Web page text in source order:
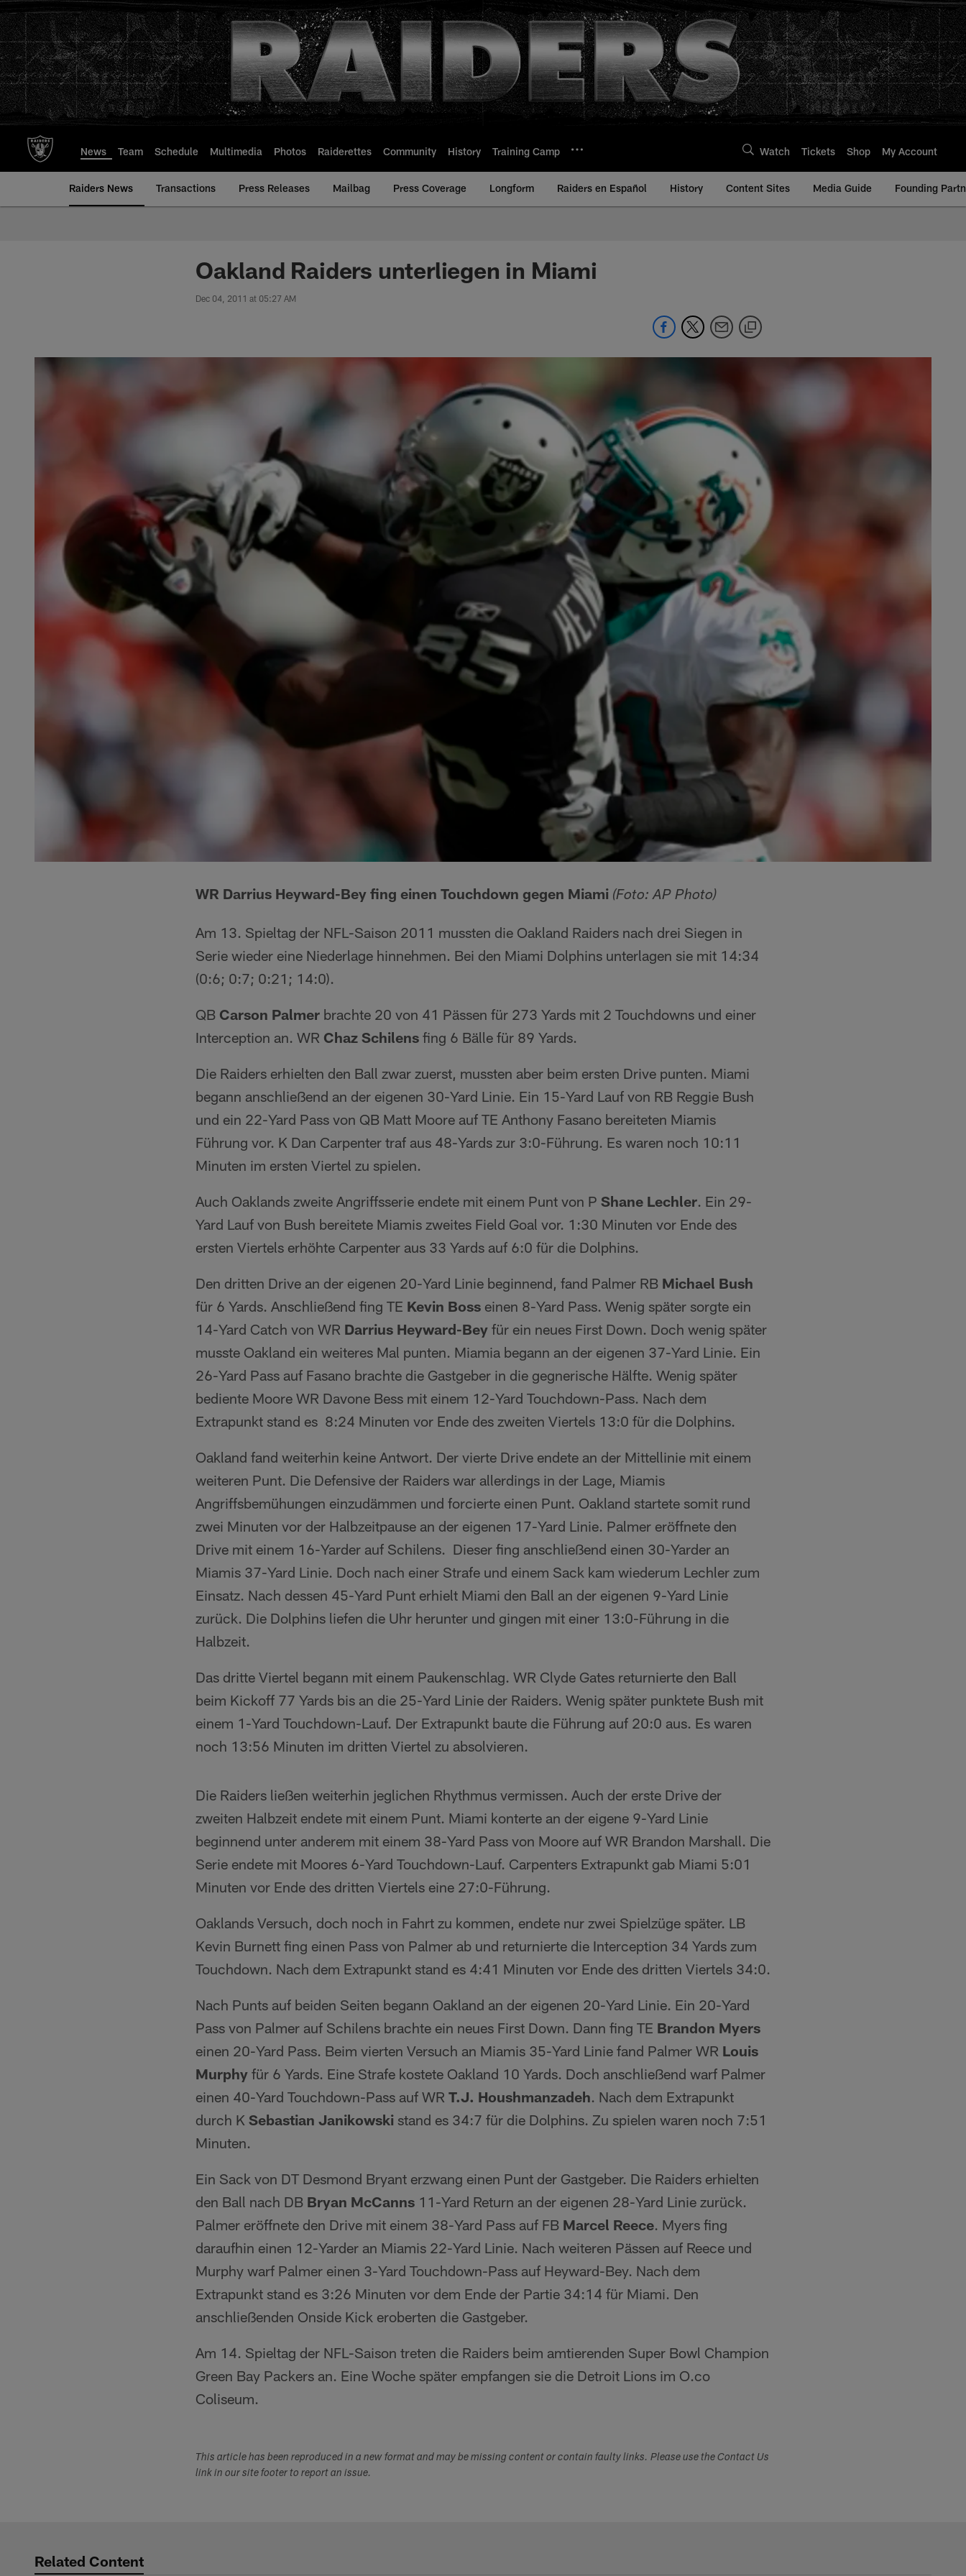
to
main
content
News Team Schedule Multimedia Photos Raiderettes Community History Training Camp Watch Tickets Shop My Account
Raiders News Transactions Press Releases Mailbag Press Coverage Longform Raiders en Español History Content Sites Media Guide Founding
Oakland Raiders unterliegen in Miami
Dec 04, 2011 at 05:27 AM
WR Darrius Heyward-Bey fing einen Touchdown gegen Miami (Foto: AP Photo)
Am 13. Spieltag der NFL-Saison 2011 mussten die Oakland Raiders nach drei Siegen in
Serie wieder eine Niederlage hinnehmen. Bei den Miami Dolphins unterlagen sie mit 14:34
(0:6; 0:7; 0:21; 14:0).
QB Carson Palmer brachte 20 von 41 Pässen für 273 Yards mit 2 Touchdowns und einer
Interception an. WR Chaz Schilens fing 6 Bälle für 89 Yards.
Die Raiders erhielten den Ball zwar zuerst, mussten aber beim ersten Drive punten. Miami
begann anschließend an der eigenen 30-Yard Linie. Ein 15-Yard Lauf von RB Reggie Bush
und ein 22-Yard Pass von QB Matt Moore auf TE Anthony Fasano bereiteten Miamis
Führung vor. K Dan Carpenter traf aus 48-Yards zur 3:0-Führung. Es waren noch 10:11
Minuten im ersten Viertel zu spielen.
Auch Oaklands zweite Angriffsserie endete mit einem Punt von P Shane Lechler. Ein 29-
Yard Lauf von Bush bereitete Miamis zweites Field Goal vor. 1:30 Minuten vor Ende des
ersten Viertels erhöhte Carpenter aus 33 Yards auf 6:0 für die Dolphins.
Den dritten Drive an der eigenen 20-Yard Linie beginnend, fand Palmer RB Michael Bush
für 6 Yards. Anschließend fing TE Kevin Boss einen 8-Yard Pass. Wenig später sorgte ein
14-Yard Catch von WR Darrius Heyward-Bey für ein neues First Down. Doch wenig später
musste Oakland ein weiteres Mal punten. Miamia begann an der eigenen 37-Yard Linie. Ein
26-Yard Pass auf Fasano brachte die Gastgeber in die gegnerische Hälfte. Wenig später
bediente Moore WR Davone Bess mit einem 12-Yard Touchdown-Pass. Nach dem
Extrapunkt stand es 8:24 Minuten vor Ende des zweiten Viertels 13:0 für die Dolphins.
Oakland fand weiterhin keine Antwort. Der vierte Drive endete an der Mittellinie mit einem
weiteren Punt. Die Defensive der Raiders war allerdings in der Lage, Miamis
Angriffsbemühungen einzudämmen und forcierte einen Punt. Oakland startete somit rund
zwei Minuten vor der Halbzeitpause an der eigenen 17-Yard Linie. Palmer eröffnete den
Drive mit einem 16-Yarder auf Schilens. Dieser fing anschließend einen 30-Yarder an
Miamis 37-Yard Linie. Doch nach einer Strafe und einem Sack kam wiederum Lechler zum
Einsatz. Nach dessen 45-Yard Punt erhielt Miami den Ball an der eigenen 9-Yard Linie
zurück. Die Dolphins liefen die Uhr herunter und gingen mit einer 13:0-Führung in die
Halbzeit.
Das dritte Viertel begann mit einem Paukenschlag. WR Clyde Gates returnierte den Ball
beim Kickoff 77 Yards bis an die 25-Yard Linie der Raiders. Wenig später punktete Bush mit
einem 1-Yard Touchdown-Lauf. Der Extrapunkt baute die Führung auf 20:0 aus. Es waren
noch 13:56 Minuten im dritten Viertel zu absolvieren.
Die Raiders ließen weiterhin jeglichen Rhythmus vermissen. Auch der erste Drive der
zweiten Halbzeit endete mit einem Punt. Miami konterte an der eigene 9-Yard Linie
beginnend unter anderem mit einem 38-Yard Pass von Moore auf WR Brandon Marshall. Die
Serie endete mit Moores 6-Yard Touchdown-Lauf. Carpenters Extrapunkt gab Miami 5:01
Minuten vor Ende des dritten Viertels eine 27:0-Führung.
Oaklands Versuch, doch noch in Fahrt zu kommen, endete nur zwei Spielzüge später. LB
Kevin Burnett fing einen Pass von Palmer ab und returnierte die Interception 34 Yards zum
Touchdown. Nach dem Extrapunkt stand es 4:41 Minuten vor Ende des dritten Viertels 34:0.
Nach Punts auf beiden Seiten begann Oakland an der eigenen 20-Yard Linie. Ein 20-Yard
Pass von Palmer auf Schilens brachte ein neues First Down. Dann fing TE Brandon Myers
einen 20-Yard Pass. Beim vierten Versuch an Miamis 35-Yard Linie fand Palmer WR Louis
Murphy für 6 Yards. Eine Strafe kostete Oakland 10 Yards. Doch anschließend warf Palmer
einen 40-Yard Touchdown-Pass auf WR T.J. Houshmanzadeh. Nach dem Extrapunkt
durch K Sebastian Janikowski stand es 34:7 für die Dolphins. Zu spielen waren noch 7:51
Minuten.
Ein Sack von DT Desmond Bryant erzwang einen Punt der Gastgeber. Die Raiders erhielten
den Ball nach DB Bryan McCanns 11-Yard Return an der eigenen 28-Yard Linie zurück.
Palmer eröffnete den Drive mit einem 38-Yard Pass auf FB Marcel Reece. Myers fing
daraufhin einen 12-Yarder an Miamis 22-Yard Linie. Nach weiteren Pässen auf Reece und
Murphy warf Palmer einen 3-Yard Touchdown-Pass auf Heyward-Bey. Nach dem
Extrapunkt stand es 3:26 Minuten vor dem Ende der Partie 34:14 für Miami. Den
anschließenden Onside Kick eroberten die Gastgeber.
Am 14. Spieltag der NFL-Saison treten die Raiders beim amtierenden Super Bowl Champion
Green Bay Packers an. Eine Woche später empfangen sie die Detroit Lions im O.co
Coliseum.
This article has been reproduced in a new format and may be missing content or contain faulty links. Please use the Contact Us
link in our site footer to report an issue.
Related Content